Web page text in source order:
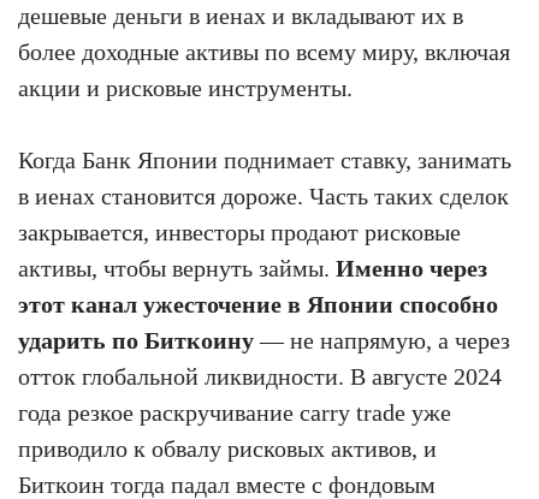
дешевые деньги в иенах и вкладывают их в
более доходные активы по всему миру, включая
акции и рисковые инструменты.
Когда Банк Японии поднимает ставку, занимать
в иенах становится дороже. Часть таких сделок
закрывается, инвесторы продают рисковые
активы, чтобы вернуть займы. Именно через
этот канал ужесточение в Японии способно
ударить по Биткоину— не напрямую, а через
отток глобальной ликвидности. В августе 2024
года резкое раскручивание carry trade уже
приводило к обвалу рисковых активов, и
Биткоин тогда падал вместе с фондовым